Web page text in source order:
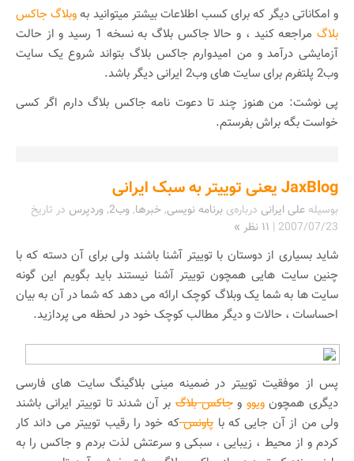
و امکاناتی دیگر که برای کسب اطلاعات بیشتر میتوانید بهوبلاگ جاکس
بلاگ
مراجعه کنید ، و حالا جاکس بلاگ به نسخه 1 رسید و از حالت
آزمایشی درآمد و من امیدوارم جاکس بلاگ بتواند شروع یک سایت
وب2 پلتفرم برای سایت های وب2 ایرانی دیگر باشد.
پی نوشت: من هنوز چند تا دعوت نامه جاکس بلاگ دارم اگر کسی
خواست بگه براش بفرستم.
JaxBlog یعنی توییتر به سبک ایرانی
بوسیله علی ایرانی درباره‌ی برنامه نویسی,خبرها,وب2 ,وردپرس در تاریخ
2007/07/23
| ۱۱ نظر »
شاید بسیاری از دوستان با توییتر آشنا باشند ولی برای آن دسته که با
چنین سایت هایی همچون توییتر آشنا نیستند باید بگویم این گونه
سایت ها به شما یک وبلاگ کوچک ارائه می دهد که شما در آن به بیان
احساسات ، حالات و دیگر مطالب کوچک خود در لحظه می پردازید.
پس از موفقیت توییتر در ضمینه مینی بلاگینگ سایت های فارسی
دیگری همچونویوو وجاکس بلاگبر آن شدند تا توییتر ایرانی باشند
ولی من از آن جایی که باپاونسکه خود را رقیب توییتر می داند کار
کردم و از محیط ، زیبایی ، سبکی و سرعتش لذت بردم و جاکس را به